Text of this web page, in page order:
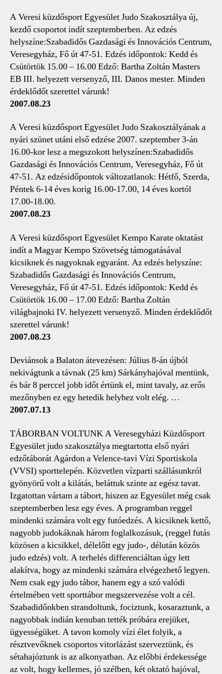
A Veresi küzdősport Egyesület Judo Szakosztálya új,
kezdő csoportot indít szeptemberben. Az edzés
helyszíne:Szabadidős Gazdasági és Innovációs Centrum,
Veresegyház, Fő út 47-51. Edzés időpontok: Kedd és
Csütörtök 15.00 – 16.00 Edző: Bartha Zoltán Masters
EB III. helyezett versenyző, III. Danos mester. Minden
érdeklődőt szerettel várunk!
2007.08.23
A Veresi küzdősport Egyesület Judo Szakosztályának a
nyári szünet utáni első edzése 2007. szeptember 3-án
16.00-kor lesz a megszokott helyszínen:Szabadidős
Gazdasági és Innovációs Centrum, Veresegyház, Fő út
47-51. Az edzésidőpontok változatlanok: Hétfő, Szerda,
Péntek 6-14 éves korig 16.00-17.00, 14 éves kortól
17.00-18.00.
2007.08.23
A Veresi küzdősport Egyesület Kempo Karate oktatást
indít a Magyar Kempo Szövetség támogatásával
kicsiknek és nagyoknak egyaránt. Az edzés helyszíne:
Szabadidős Gazdasági és Innovációs Centrum,
Veresegyház, Fő út 47-51. Edzés időpontok: Kedd és
Csütörtök 16.00 – 17.00 Edző: Bartha Zoltán
világbajnoki IV. helyezett versenyző. Minden érdeklődőt
szerettel várunk!
2007.08.23
Deviánsok a Balaton átevezésen: Július 8-án újból
nekivágtunk a távnak (25 km) Sárkányhajóval mentünk,
és bár 8 perccel jobb időt értünk el, mint tavaly, az erős
mezőnyben ez egy hetedik helyhez volt elég. …
2007.07.13
TÁBORBAN VOLTUNK A Veresegyházi Küzdősport
Egyesület judo szakosztálya megtartotta első nyári
edzőtáborát Agárdon a Velence-tavi Vízi Sportiskola
(VVSI) sporttelepén. Közvetlen vízparti szállásunkról
gyönyörű volt a kilátás, beláttuk szinte az egész tavat.
Izgatottan vártam a tábort, hiszen az Egyesület még csak
szeptemberben lesz egy éves. A programban reggel
mindenki számára volt egy futóedzés. A kicsiknek kettő,
nagyobb judokáknak három foglalkozásuk, (reggel futás
közösen a kicsikkel, délelőtt egy judo-, délután közös
judo edzés) volt. A terhelés differenciáltan úgy lett
alakítva, hogy az mindenki számára elvégezhető legyen.
Nem csak egy judo tábor, hanem egy a szó valódi
értelmében vett sporttábor megszervezése volt a cél.
Szabadidőnkben strandoltunk, fociztunk, kosaraztunk, a
nagyobbak indián kenuban tették próbára erejüket,
ügyességüket. A tavon komoly vízi élet folyik, a
résztvevőknek csoportos vitorlázást szerveztünk, és
sétahajóztunk is az alkonyatban. Az előbbi érdekessége
az volt, hogy kellemes, jó szélben, két oktató hajóval,